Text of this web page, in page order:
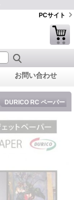
PCサイト
お問い合わせ
DURICO RC ペーパー